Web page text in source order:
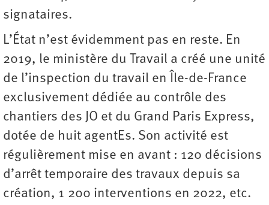
signataires.
L’État n’est évidemment pas en reste. En
2019, le ministère du Travail a créé une unité
de l’inspection du travail en Île-de-France
exclusivement dédiée au contrôle des
chantiers des JO et du Grand Paris Express,
dotée de huit agentEs. Son activité est
régulièrement mise en avant : 120 décisions
d’arrêt temporaire des travaux depuis sa
création, 1 200 interventions en 2022, etc.